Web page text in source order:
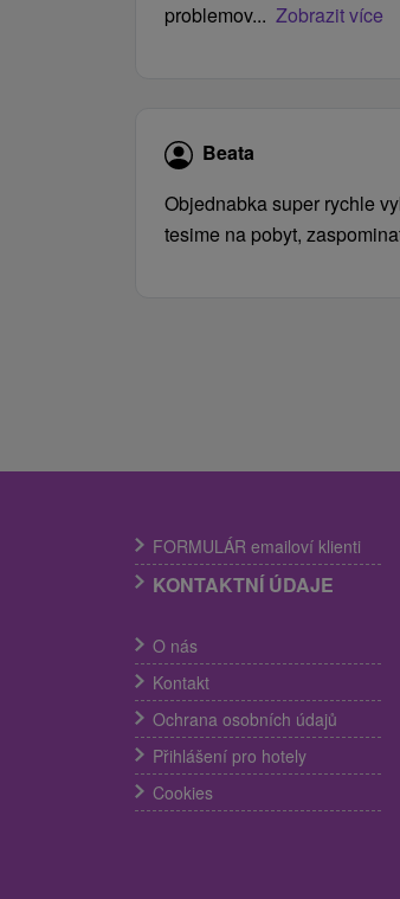
problemov... Zobrazit více
Beata
Objednabka super rychle
tesime na pobyt,
FORMULÁR emailoví klienti
KONTAKTNÍ ÚDAJE
O nás
Kontakt
Ochrana osobních údajů
Přihlášení pro hotely
Cookies